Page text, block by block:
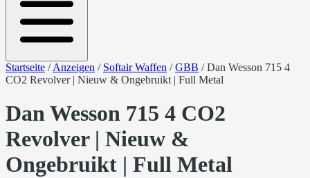
Startseite /Anzeigen / Softair Waffen /GBB /Dan Wesson 715 4
CO2 Revolver | Nieuw & Ongebruikt | Full Metal
Dan Wesson 715 4 CO2
Revolver | Nieuw &
Ongebruikt | Full Metal